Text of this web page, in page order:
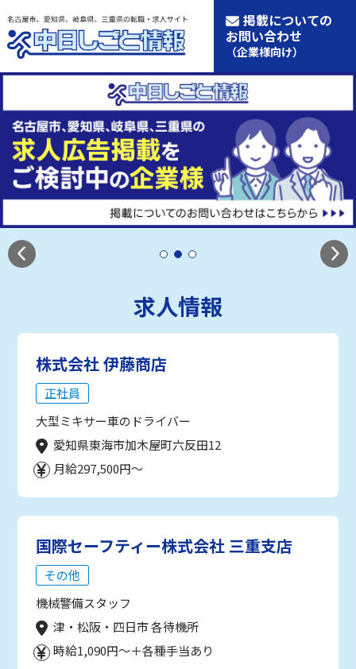
掲載についての
お問い合わせ
（企業様向け）
求人情報
株式会社 伊藤商店
正社員
大型ミキサー車のドライバー
愛知県東海市加木屋町六反田12
月給297,500円～
国際セーフティー株式会社 三重支店
その他
機械警備スタッフ
津・松阪・四日市 各待機所
時給1,090円～＋各種手当あり